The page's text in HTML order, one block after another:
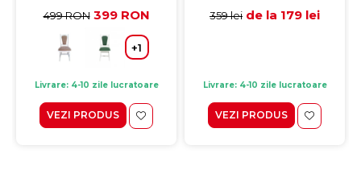
499 RON 399 RON
+1
Livrare: 4-10 zile lucratoare
VEZI PRODUS
359 lei de la 179 lei
Livrare: 4-10 zile lucratoare
VEZI PRODUS